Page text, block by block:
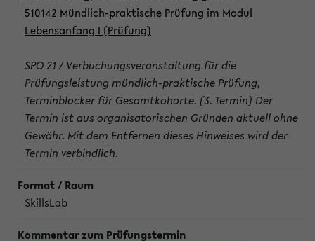
510142 Mündlich-praktische Prüfung im Modul
Lebensanfang I (Prüfung)
SPO 21 / Verbuchungsveranstaltung für die
Prüfungsleistung mündlich-praktische Prüfung,
Terminblocker für Gesamtkohorte. (3. Termin) Der
Termin ist aus organisatorischen Gründen aktuell ohne
Gewähr. Mit dem Entfernen dieses Hinweises wird der
Termin verbindlich.
SkillsLab